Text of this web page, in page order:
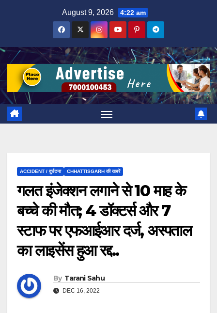
August 9, 2026 4:22 am
ACCIDENT / दुर्घटना CHHATTISGARH की खबरें
गलत इंजेक्शन लगाने से 10 माह के
बच्चे की मौत; 4 डॉक्टर्स और 7
स्टाफ पर एफआईआर दर्ज, अस्पताल
का लाइसेंस हुआ रद्द..
By Tarani Sahu
DEC 16, 2022